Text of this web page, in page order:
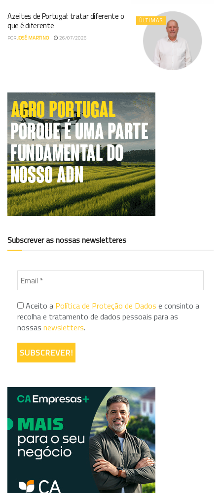
ÚLTIMAS
Azeites de Portugal: tratar diferente o
que é diferente
PORJOSÉ MARTINO 26/07/2026
Subscrever as nossas newsletteres
Aceito a Política de Proteção de Dados e consinto a
recolha e tratamento de dados pessoais para as
nossas newsletters.